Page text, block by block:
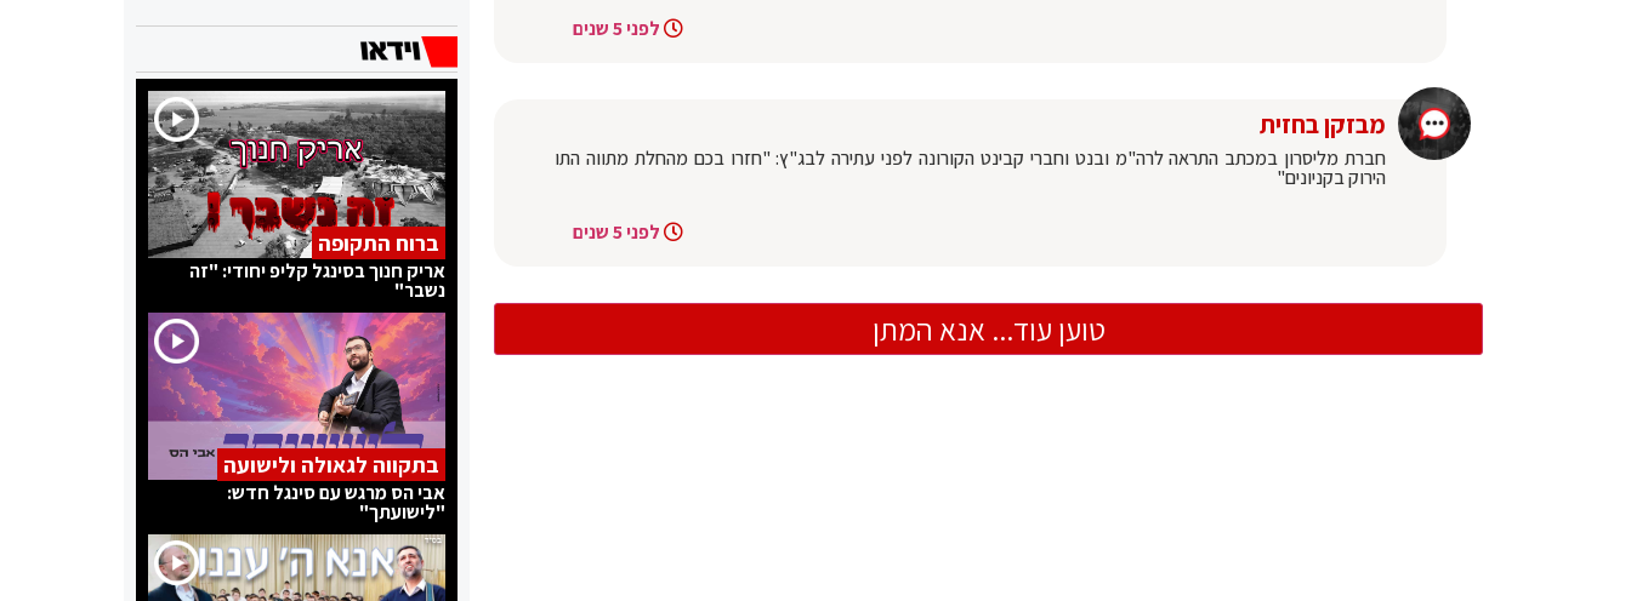
לפני 5 שנים
מבזקן בחזית
חברת מליסרון במכתב התראה לרה"מ ובנט וחברי קבינט הקורונה לפני עתירה לבג"ץ: "חזרו בכם מהחלת מתווה התו
הירוק בקניונים"
לפני 5 שנים
טוען עוד... אנא המתן
ברוח התקופה
אריק חנוך בסינגל קליפ יחודי: "זה
נשבר"
בתקווה לגאולה ולישועה
אבי הס מרגש עם סינגל חדש:
"לישועתך"